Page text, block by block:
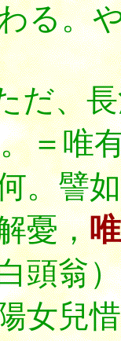
る。
だ、
＝唯
。譬
憂，
頭翁
女兒